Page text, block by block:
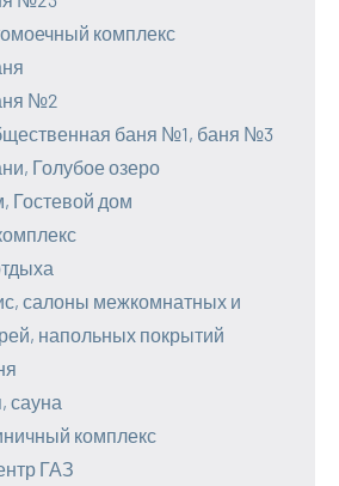
комплекс
№2
баня №1, баня №3
Голубое озеро
Гостевой дом
салоны межкомнатных и
напольных покрытий
сауна
комплекс
ГАЗ